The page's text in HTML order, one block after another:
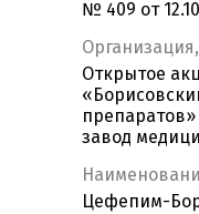
№ 409 от
Открытое
завод
Цефепим-